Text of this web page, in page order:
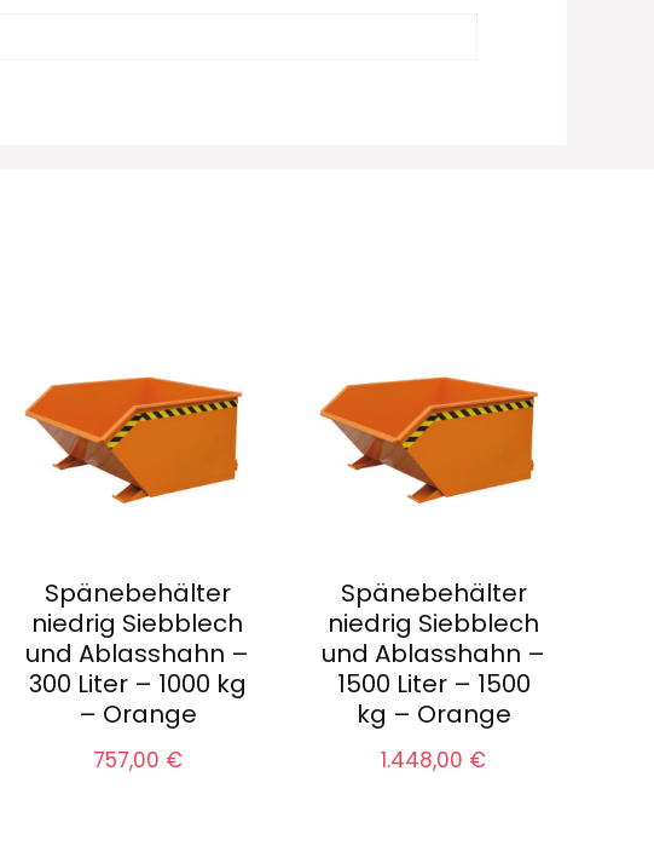
Spänebehälter
niedrig Siebblech
und Ablasshahn –
300 Liter – 1000 kg
– Orange
757,00 €
Spänebehälter
niedrig Siebblech
und Ablasshahn –
1500 Liter – 1500
kg – Orange
1.448,00 €